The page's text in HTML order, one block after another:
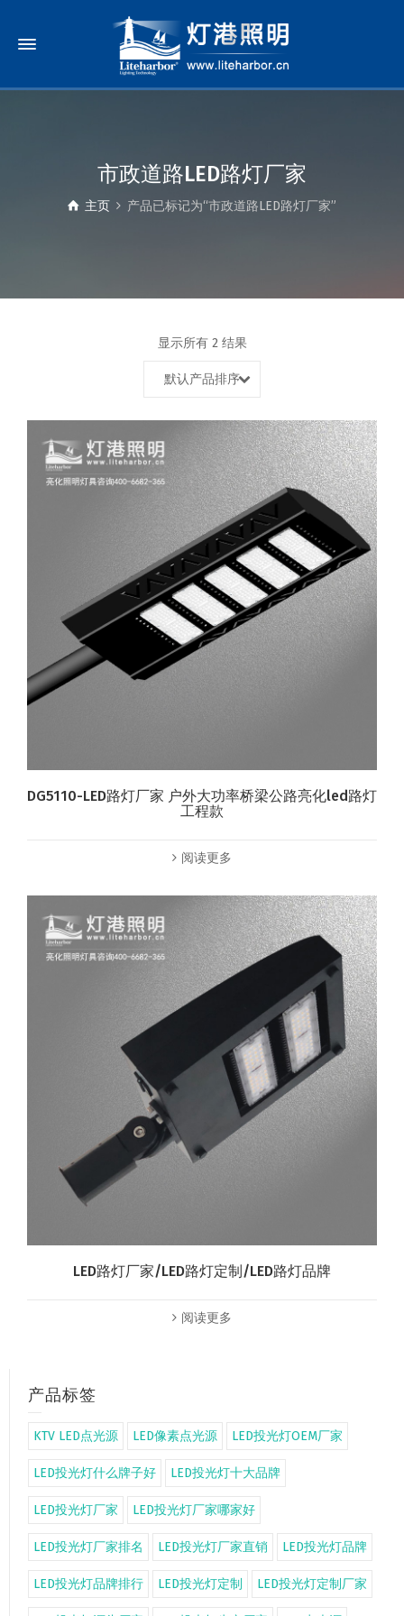
市政道路LED路灯厂家
主页 产品已标记为“市政道路LED路灯厂家”
显示所有 2 结果
默认产品排序
DG5110-LED路灯厂家 户外大功率桥梁公路亮化led路灯
工程款
阅读更多
LED路灯厂家/LED路灯定制/LED路灯品牌
阅读更多
产品标签
KTV LED点光源 LED像素点光源 LED投光灯OEM厂家
LED投光灯什么牌子好 LED投光灯十大品牌
LED投光灯厂家 LED投光灯厂家哪家好
LED投光灯厂家排名 LED投光灯厂家直销 LED投光灯品牌
LED投光灯品牌排行 LED投光灯定制 LED投光灯定制厂家